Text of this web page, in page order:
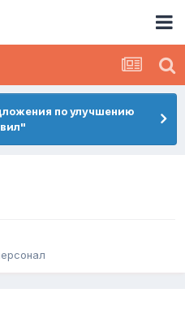
по улучшению